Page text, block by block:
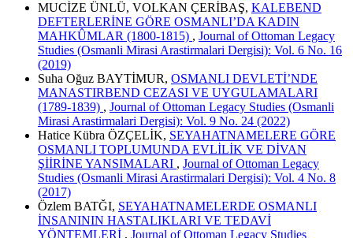
MUCİZE ÜNLÜ, VOLKAN ÇERİBAŞ, KALEBEND
DEFTERLERİNE GÖRE OSMANLI’DA KADIN
MAHKÛMLAR (1800-1815) , Journal of Ottoman Legacy
Studies (Osmanli Mirasi Arastirmalari Dergisi): Vol. 6 No. 16
(2019)
Suha Oğuz BAYTİMUR, OSMANLI DEVLETİ’NDE
MANASTIRBEND CEZASI VE UYGULAMALARI
(1789-1839) , Journal of Ottoman Legacy Studies (Osmanli
Mirasi Arastirmalari Dergisi): Vol. 9 No. 24 (2022)
Hatice Kübra ÖZÇELİK, SEYAHATNAMELERE GÖRE
OSMANLI TOPLUMUNDA EVLİLİK VE DİVAN
ŞİİRİNE YANSIMALARI , Journal of Ottoman Legacy
Studies (Osmanli Mirasi Arastirmalari Dergisi): Vol. 4 No. 8
(2017)
Özlem BATĞI, SEYAHATNAMELERDE OSMANLI
İNSANININ HASTALIKLARI VE TEDAVİ
YÖNTEMLERİ , Journal of Ottoman Legacy Studies